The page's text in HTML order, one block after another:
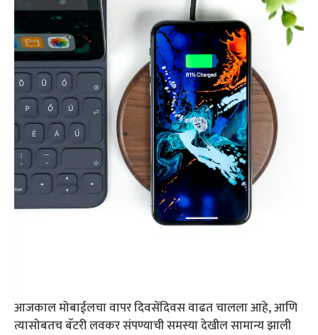
आजकाल मोबाईलचा वापर दिवसेंदिवस वाढत चालला आहे, आणि
त्यासोबतच बॅटरी लवकर संपण्याची समस्या देखील सामान्य झाली